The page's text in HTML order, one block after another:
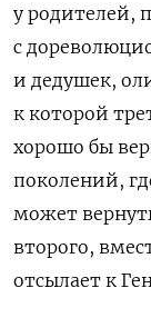
у родителей,
с
и дедушек,
к которой
хорошо бы
поколений,
может
второго,
отсылает к